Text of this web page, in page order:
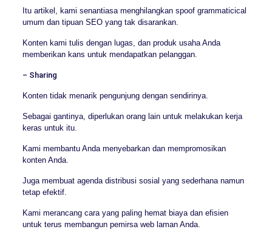
Itu artikel, kami senantiasa menghilangkan spoof grammaticical
umum dan tipuan SEO yang tak disarankan.
Konten kami tulis dengan lugas, dan produk usaha Anda
memberikan kans untuk mendapatkan pelanggan.
– Sharing
Konten tidak menarik pengunjung dengan sendirinya.
Sebagai gantinya, diperlukan orang lain untuk melakukan kerja
keras untuk itu.
Kami membantu Anda menyebarkan dan mempromosikan
konten Anda.
Juga membuat agenda distribusi sosial yang sederhana namun
tetap efektif.
Kami merancang cara yang paling hemat biaya dan efisien
untuk terus membangun pemirsa web laman Anda.